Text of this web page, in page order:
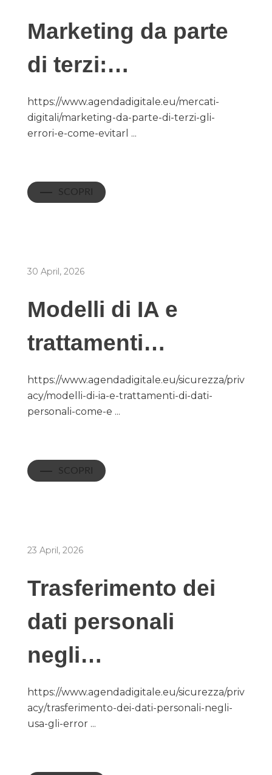
Marketing da parte
di terzi:…
https://www.agendadigitale.eu/mercati-
digitali/marketing-da-parte-di-terzi-gli-
errori-e-come-evitarl ...
SCOPRI
30 April, 2026
Modelli di IA e
trattamenti…
https://www.agendadigitale.eu/sicurezza/priv
acy/modelli-di-ia-e-trattamenti-di-dati-
personali-come-e ...
SCOPRI
23 April, 2026
Trasferimento dei
dati personali
negli…
https://www.agendadigitale.eu/sicurezza/priv
acy/trasferimento-dei-dati-personali-negli-
usa-gli-error ...